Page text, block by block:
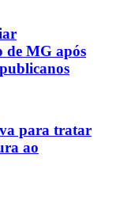
de MG após
para tratar
ao